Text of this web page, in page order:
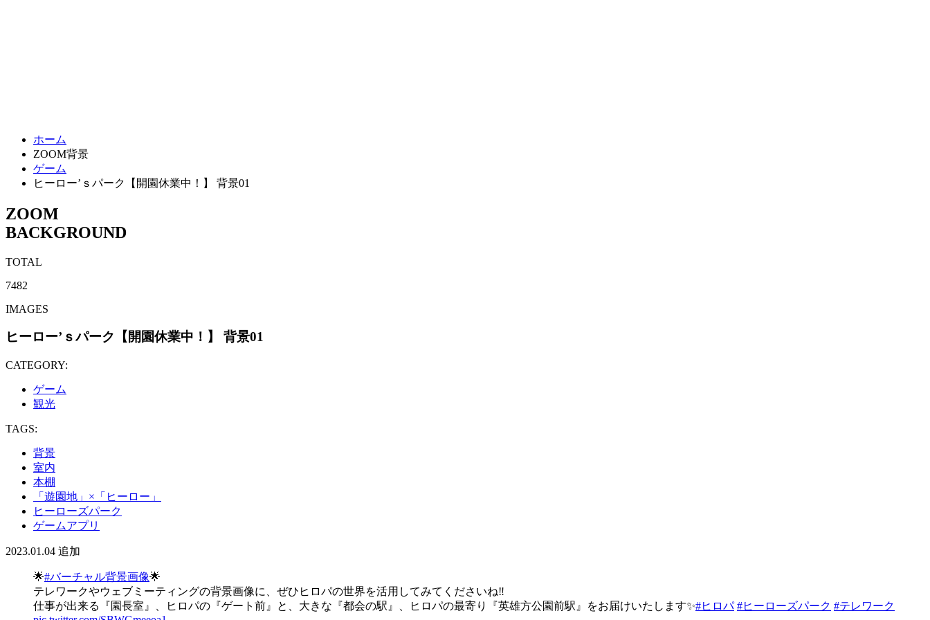
ホーム
ZOOM背景
ゲーム
ヒーロー’ｓパーク【開園休業中！】 背景01
ZOOM
BACKGROUND
TOTAL
7482
IMAGES
ヒーロー’ｓパーク【開園休業中！】 背景01
CATEGORY:
ゲーム
観光
TAGS:
背景
室内
本棚
「遊園地」×「ヒーロー」
ヒーローズパーク
ゲームアプリ
2023.01.04 追加
🌟#バーチャル背景画像🌟
テレワークやウェブミーティングの背景画像に、ぜひヒロパの世界を活用してみてくださいね‼
仕事が出来る『園長室』、ヒロパの『ゲート前』と、大きな『都会の駅』、ヒロパの最寄り『英雄方公園前駅』をお届けいたします✨#ヒロパ #ヒーローズパーク #テレワーク